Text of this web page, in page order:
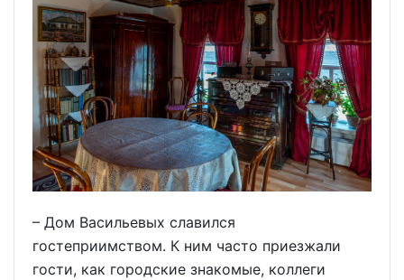
– Дом Васильевых славился
гостеприимством. К ним часто приезжали
гости, как городские знакомые, коллеги